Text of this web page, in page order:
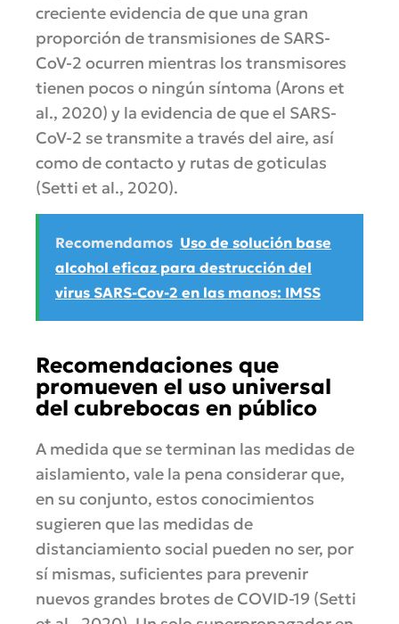
creciente evidencia de que una gran
proporción de transmisiones de SARS-
CoV-2 ocurren mientras los transmisores
tienen pocos o ningún síntoma (Arons et
al., 2020) y la evidencia de que el SARS-
CoV-2 se transmite a través del aire, así
como de contacto y rutas de goticulas
(Setti et al., 2020).
Recomendamos Uso de solución base
alcohol eficaz para destrucción del
virus SARS-Cov-2 en las manos: IMSS
Recomendaciones que
promueven el uso universal
del cubrebocas en público
A medida que se terminan las medidas de
aislamiento, vale la pena considerar que,
en su conjunto, estos conocimientos
sugieren que las medidas de
distanciamiento social pueden no ser, por
sí mismas, suficientes para prevenir
nuevos grandes brotes de COVID-19 (Setti